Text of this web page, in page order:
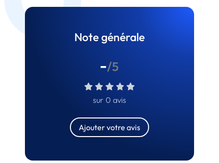
Note générale
-/5
sur 0 avis
Ajouter votre avis